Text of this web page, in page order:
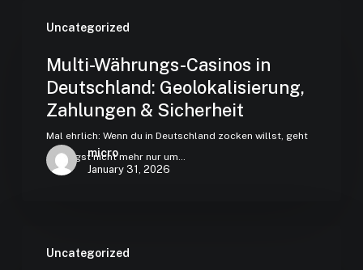
Uncategorized
Multi-Währungs-Casinos in
Deutschland: Geolokalisierung,
Zahlungen & Sicherheit
Mal ehrlich: Wenn du in Deutschland zocken willst, geht
es längst nicht mehr nur um…
micro
January 31, 2026
Uncategorized